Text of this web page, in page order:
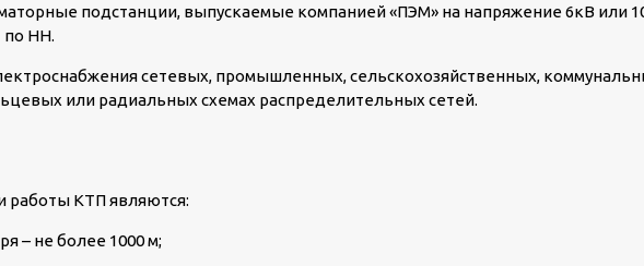
подстанции, выпускаемые компанией «ПЭМ» на напряжение 6кВ или
по НН.
сетевых, промышленных, сельскохозяйственных,
или радиальных схемах распределительных сетей.
работы КТП являются:
– не более 1000 м;
пос. Шиловка